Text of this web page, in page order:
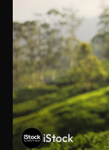
iStock